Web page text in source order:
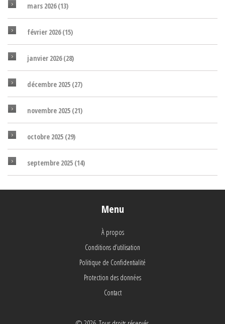
mars 2026(13)
février 2026(15)
janvier 2026(28)
décembre 2025 (27)
novembre 2025 (21)
octobre 2025 (29)
septembre 2025 (14)
Menu
À propos
Conditions d’utilisation
Politique de Confidentialité
Protection des données
Contact